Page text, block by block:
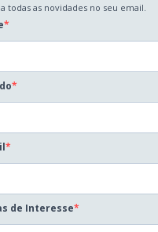
todas as novidades no seu email.
de Interesse